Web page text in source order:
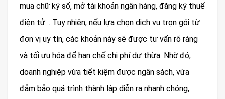
mua chữ ký số, mở tài khoản ngân hàng, đăng ký thuế
điện tử… Tuy nhiên, nếu lựa chọn dịch vụ trọn gói từ
đơn vị uy tín, các khoản này sẽ được tư vấn rõ ràng
và tối ưu hóa để hạn chế chi phí dư thừa. Nhờ đó,
doanh nghiệp vừa tiết kiệm được ngân sách, vừa
đảm bảo quá trình thành lập diễn ra nhanh chóng,